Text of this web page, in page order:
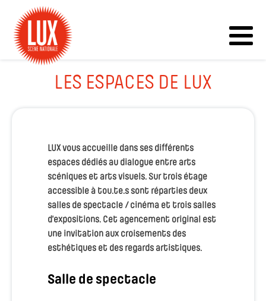
LES ESPACES DE LUX
LUX vous accueille dans ses différents
espaces dédiés au dialogue entre arts
scéniques et arts visuels. Sur trois étage
accessible à tou.te.s sont réparties deux
salles de spectacle / cinéma et trois salles
d’expositions. Cet agencement original est
une invitation aux croisements des
esthétiques et des regards artistiques.
Salle de spectacle